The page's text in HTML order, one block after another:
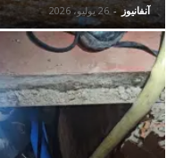
آنفانيوز - 26 يوليو، 2026